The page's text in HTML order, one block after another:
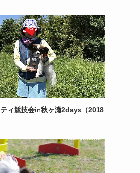
ィ競技会in秋ヶ瀬2days（2018